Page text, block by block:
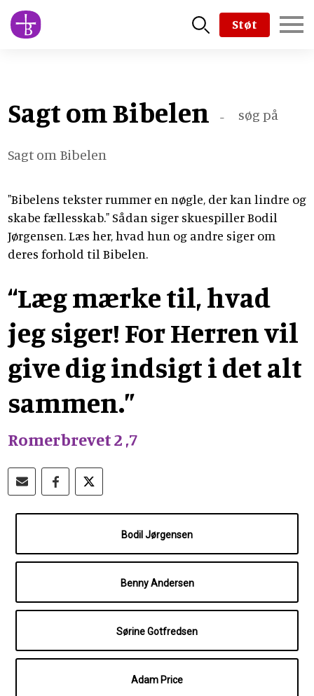
Skip
to
Støt
Sagt om Bibelen - søg på
Sagt om Bibelen
"Bibelens tekster rummer en nøgle, der kan lindre og
skabe fællesskab." Sådan siger skuespiller Bodil
Jørgensen. Læs her, hvad hun og andre siger om
deres forhold til Bibelen.
“Læg mærke til, hvad
jeg siger! For Herren vil
give dig indsigt i det alt
sammen.”
Romerbrevet 2 ,7
Bodil Jørgensen
Benny Andersen
Sørine Gotfredsen
Adam Price